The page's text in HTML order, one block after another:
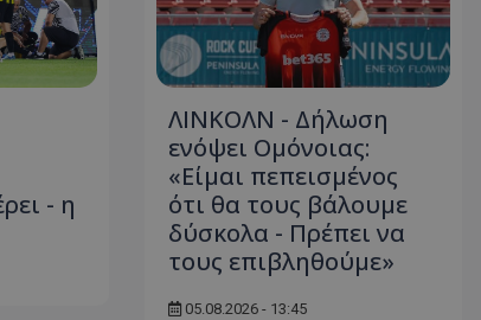
- η
ΛΙΝΚΟΛΝ - Δήλωση
ενόψει Ομόνοιας:
«Είμαι πεπεισμένος
ότι θα τους βάλουμε
δύσκολα - Πρέπει να
τους επιβληθούμε»
05.08.2026 - 13:45